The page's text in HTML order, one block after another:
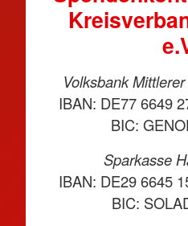
Volksbank
IBAN: DE77 6649
BIC:
Sparkasse
IBAN: DE29 6645
BIC: